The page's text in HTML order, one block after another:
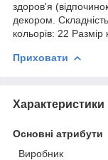
здоров'я
декором.
кольорів: 22
Приховати
Характеристики
Основні атрибути
Виробник